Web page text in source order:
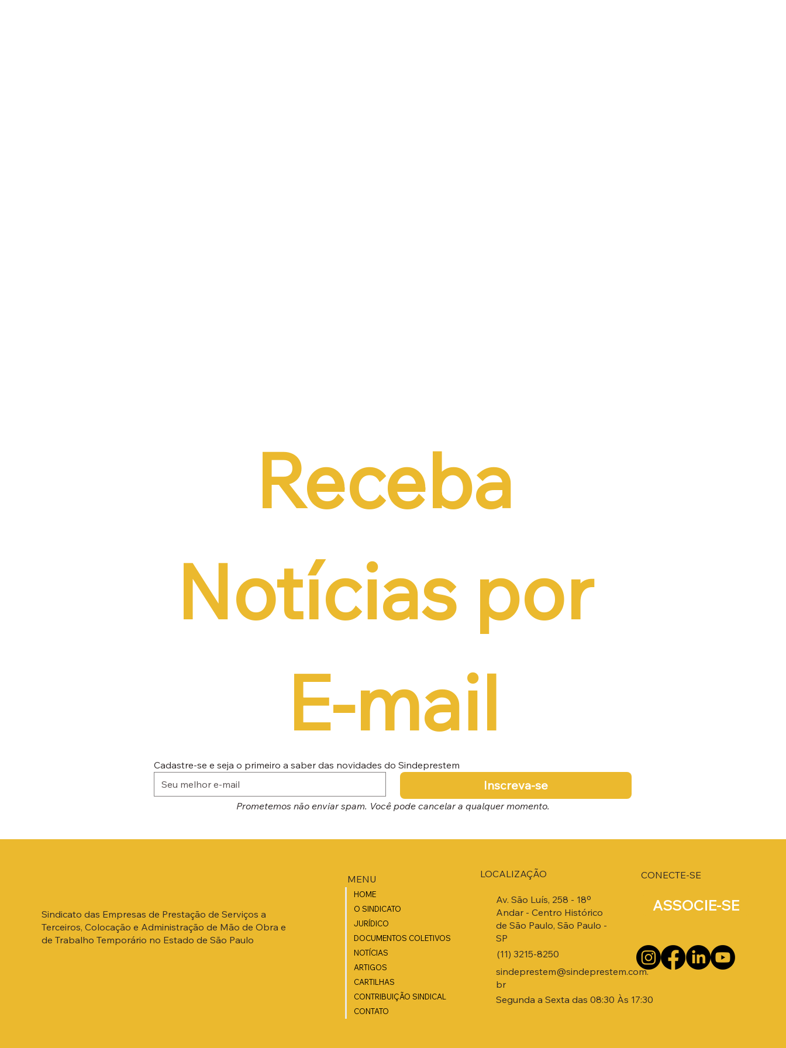
Receba
Notícias por
E-mail
Cadastre-se e seja o primeiro a saber das novidades do Sindeprestem
Inscreva-se
Prometemos não enviar spam. Você pode cancelar a qualquer momento.
Sindicato das Empresas de Prestação de Serviços a
Terceiros, Colocação e Administração de Mão de Obra e
de Trabalho Temporário no Estado de São Paulo
MENU
HOME
O SINDICATO
JURÍDICO
DOCUMENTOS COLETIVOS
NOTÍCIAS
ARTIGOS
CARTILHAS
CONTRIBUIÇÃO SINDICAL
CONTATO
Av. São Luís, 258 - 18º
Andar - Centro Histórico
de São Paulo, São Paulo -
SP
(11) 3215-8250
sindeprestem@sindeprestem.com.
br
Segunda a Sexta das 08:30 Às 17:30
LOCALIZAÇÃO
ASSOCIE-SE
CONECTE-SE